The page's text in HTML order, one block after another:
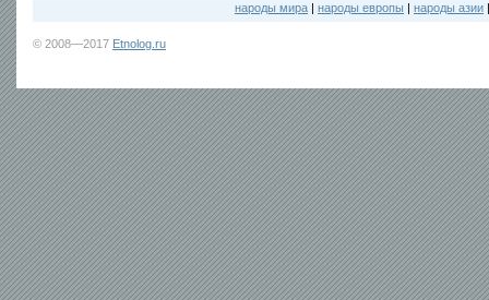
народы мира | народы европы | народы азии
© 2008—2017 Etnolog.ru